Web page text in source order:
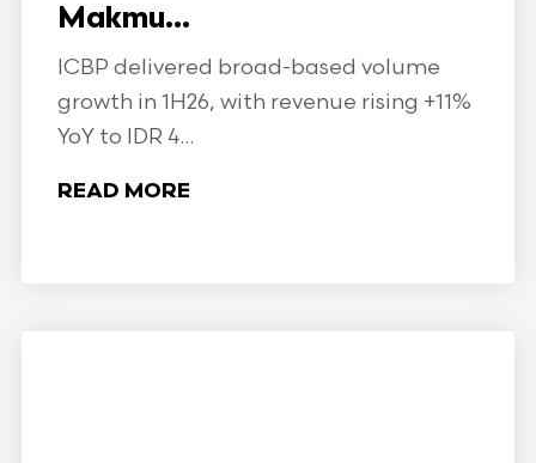
Makmu...
ICBP delivered broad-based volume
growth in 1H26, with revenue rising +11%
YoY to IDR 4...
READ MORE